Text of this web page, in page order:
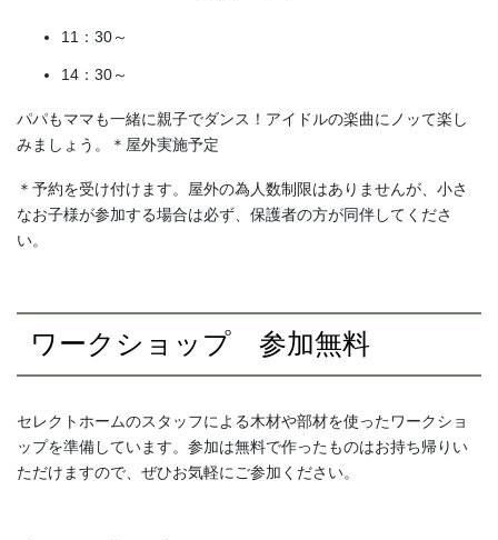
11：30～
14：30～
パパもママも一緒に親子でダンス！アイドルの楽曲にノッて楽し
みましょう。＊屋外実施予定
＊予約を受け付けます。屋外の為人数制限はありませんが、小さ
なお子様が参加する場合は必ず、保護者の方が同伴してくださ
い。
ワークショップ 参加無料
セレクトホームのスタッフによる木材や部材を使ったワークショ
ップを準備しています。参加は無料で作ったものはお持ち帰りい
ただけますので、ぜひお気軽にご参加ください。